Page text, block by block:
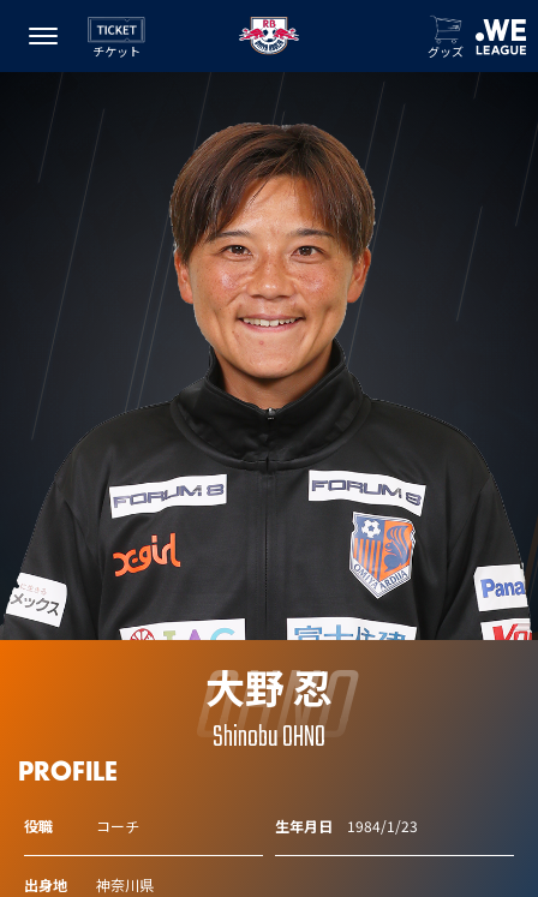
チケット グッズ
OHNO
大野 忍
Shinobu OHNO
PROFILE
役職 コーチ 生年月日 1984/1/23
出身地 神奈川県